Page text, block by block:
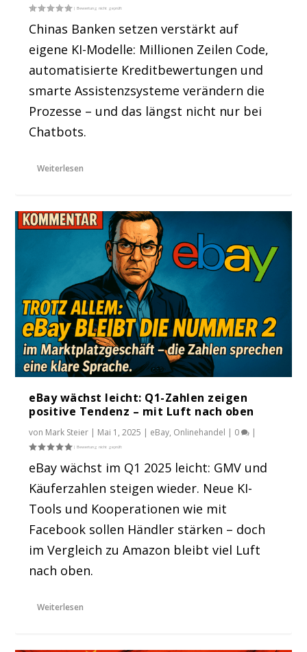
Chinas Banken setzen verstärkt auf
eigene KI-Modelle: Millionen Zeilen Code,
automatisierte Kreditbewertungen und
smarte Assistenzsysteme verändern die
Prozesse – und das längst nicht nur bei
Chatbots.
Weiterlesen
eBay wächst leicht: Q1-Zahlen zeigen
positive Tendenz – mit Luft nach oben
von Mark Steier | Mai 1, 2025 | eBay, Onlinehandel | 0 |
eBay wächst im Q1 2025 leicht: GMV und
Käuferzahlen steigen wieder. Neue KI-
Tools und Kooperationen wie mit
Facebook sollen Händler stärken – doch
im Vergleich zu Amazon bleibt viel Luft
nach oben.
Weiterlesen